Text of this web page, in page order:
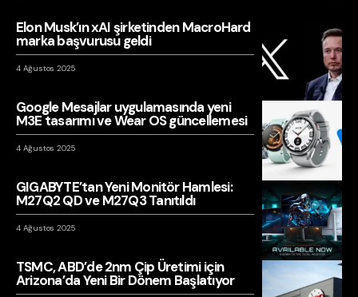
Elon Musk’ın xAI şirketinden MacroHard
marka başvurusu geldi
4 Ağustos 2025
Google Mesajlar uygulamasında yeni
M3E tasarımı ve Wear OS güncellemesi
4 Ağustos 2025
GIGABYTE’tan Yeni Monitör Hamlesi:
M27Q2 QD ve M27Q3 Tanıtıldı
4 Ağustos 2025
TSMC, ABD’de 2nm Çip Üretimi için
Arizona’da Yeni Bir Dönem Başlatıyor